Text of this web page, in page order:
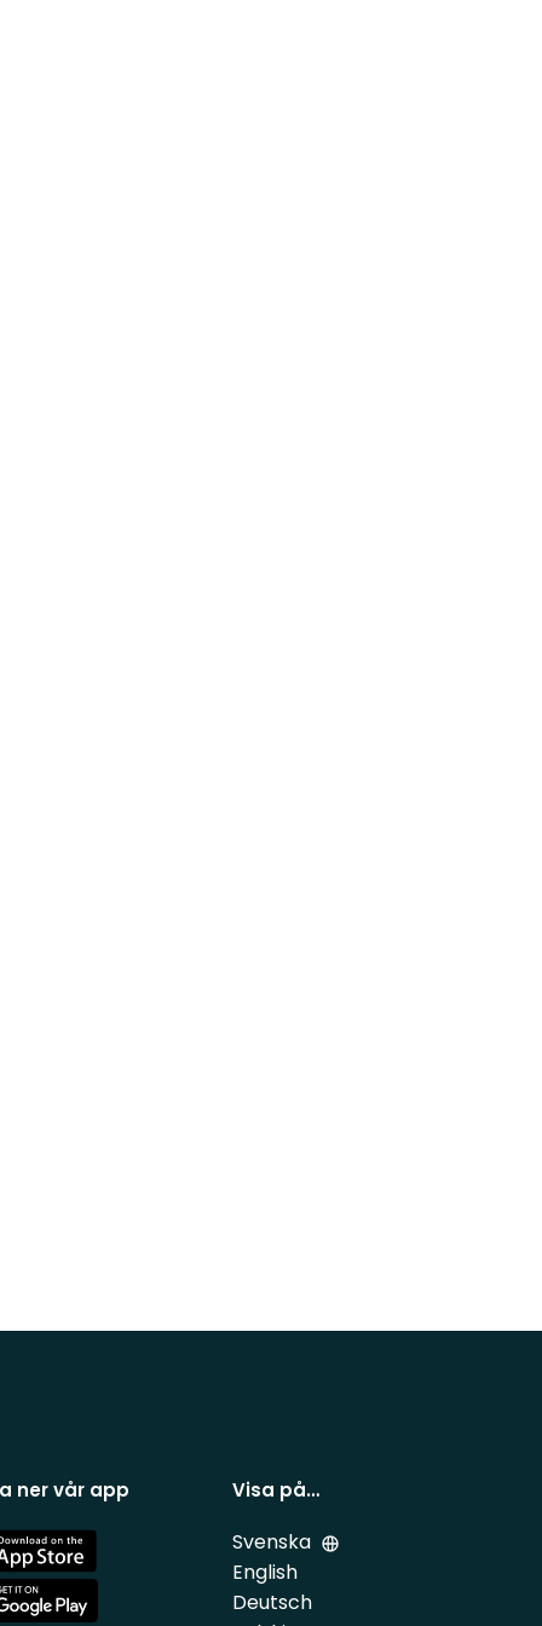
ner vår app Visa på…
Svenska
English
Deutsch